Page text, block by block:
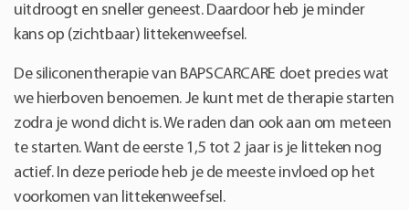
uitdroogt en sneller geneest. Daardoor heb je minder
kans op (zichtbaar) littekenweefsel.
De siliconentherapie van BAPSCARCARE doet precies wat
we hierboven benoemen. Je kunt met de therapie starten
zodra je wond dicht is. We raden dan ook aan om meteen
te starten. Want de eerste 1,5 tot 2 jaar is je litteken nog
actief. In deze periode heb je de meeste invloed op het
voorkomen van littekenweefsel.